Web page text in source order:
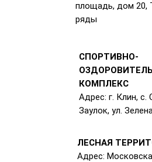
площадь, дом 20,
ряды
СПОРТИВНО-
КОМПЛЕКС
Адрес: г. Клин, с.
Заулок, ул.
ЛЕСНАЯ
Адрес: